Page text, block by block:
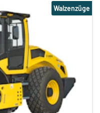
Walzenzüge